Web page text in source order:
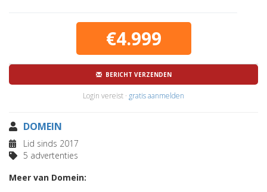
€4.999
BERICHT VERZENDEN
Login vereist · gratis aanmelden
DOMEIN
Lid sinds 2017
5 advertenties
Meer van Domein: